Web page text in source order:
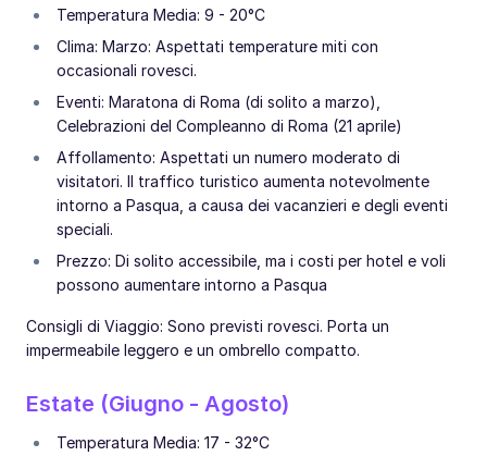
Temperatura Media: 9 - 20°C
Clima: Marzo: Aspettati temperature miti con
occasionali rovesci.
Eventi: Maratona di Roma (di solito a marzo),
Celebrazioni del Compleanno di Roma (21 aprile)
Affollamento: Aspettati un numero moderato di
visitatori. Il traffico turistico aumenta notevolmente
intorno a Pasqua, a causa dei vacanzieri e degli eventi
speciali.
Prezzo: Di solito accessibile, ma i costi per hotel e voli
possono aumentare intorno a Pasqua
Consigli di Viaggio: Sono previsti rovesci. Porta un
impermeabile leggero e un ombrello compatto.
Estate (Giugno - Agosto)
Temperatura Media: 17 - 32°C